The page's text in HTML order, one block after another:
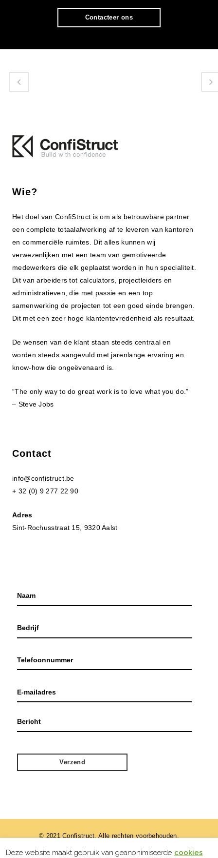
Contacteer ons
Wie?
Het doel van ConfiStruct is om als betrouwbare partner
een complete totaalafwerking af te leveren van kantoren
en commerciële ruimtes. Dit alles kunnen wij
verwezenlijken met een team van gemotiveerde
medewerkers die elk geplaatst worden in hun specialiteit.
Dit van arbeiders tot calculators, projectleiders en
administratieven, die met passie en een top
samenwerking de projecten tot een goed einde brengen.
Dit met een zeer hoge klantentevredenheid als resultaat.
De wensen van de klant staan steeds centraal en
worden steeds aangevuld met jarenlange ervaring en
know-how die ongeëvenaard is.
“The only way to do great work is to love what you do.”
– Steve Jobs
Contact
info@confistruct.be
+ 32 (0) 9 277 22 90
Adres
Sint-Rochusstraat 15, 9320 Aalst
© 2021 Confistruct. Alle rechten voorbehouden.
Deze website maakt gebruik van geanonimiseerde cookies